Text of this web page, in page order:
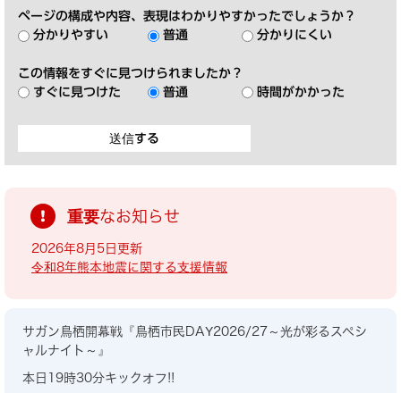
ページの構成や内容、表現はわかりやすかったでしょうか？
分かりやすい
普通 分かりにくい
この情報をすぐに見つけられましたか？
すぐに見つけた
普通 時間がかかった
重要なお知らせ
2026年8月5日更新
令和8年熊本地震に関する支援情報
サガン鳥栖開幕戦『鳥栖市民DAY2026/27～光が彩るスペシ
ャルナイト～』
本日19時30分キックオフ!!